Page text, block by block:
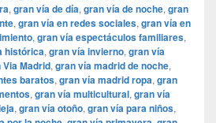
, gran vía de día, gran vía de noche, gran
, gran vía en redes sociales, gran vía en
, gran vía espectáculos familiares,
histórica, gran vía invierno, gran vía
Via Madrid, gran vía madrid de noche,
baratos, gran vía madrid ropa, gran
, gran vía multicultural, gran vía
, gran vía otoño, gran vía para niños,